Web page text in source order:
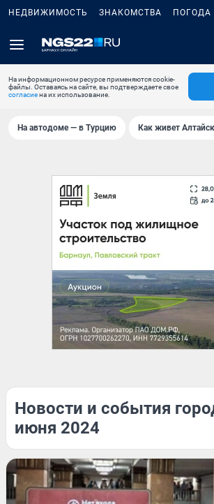
НЕДВИЖИМОСТЬ ЗНАКОМСТВА ПОГОДА
На информационном ресурсе применяются cookie-
файлы. Оставаясь на сайте, вы подтверждаете свое
согласиена их использование.
На автодоме — в Турцию Как живет
Новости и события
июня 2024